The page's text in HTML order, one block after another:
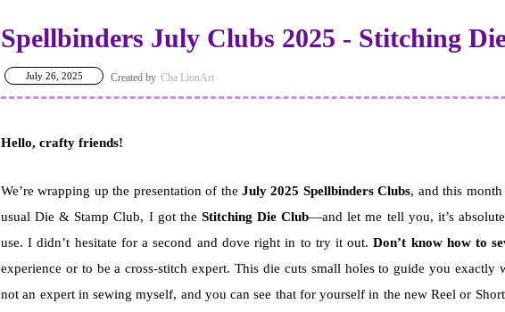
Spellbinders July Clubs 2025 - Stitching
Cha LionArt
July 26, 2025
Hello, crafty friends!
We’re wrapping up the presentation of the July 2025 Spellbinders Clubs, and this
usual Die & Stamp Club, I got the Stitching Die Club—and let me tell you, it’s
use. I didn’t hesitate for a second and dove right in to try it out.Don’t know how to
experience or to be a cross-stitch expert. This die cuts small holes to guide you exactly
not an expert in sewing myself, and you can see that for yourself in the new Reel or